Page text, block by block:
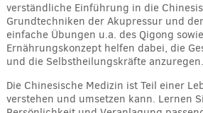
verständliche Einführung in die
Grundtechniken der Akupressur und
einfache Übungen u.a. des Qigong
Ernährungskonzept helfen dabei, die
und die Selbstheilungskräfte anzuregen.
Die Chinesische Medizin ist Teil einer
verstehen und umsetzen kann. Lernen